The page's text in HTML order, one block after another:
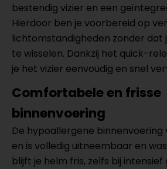
bestendig vizier en een
Hierdoor ben je voorbereid op
lichtomstandigheden zonder dat
te wisselen. Dankzij het quick-
je het vizier eenvoudig en snel
Comfortabele en frisse
binnenvoering
De hypoallergene
en is volledig uitneembaar en
blijft je helm fris, zelfs bij intensief